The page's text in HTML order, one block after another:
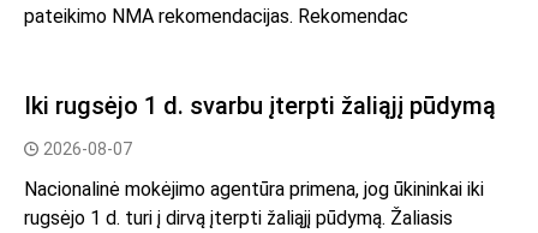
pateikimo NMA rekomendacijas. Rekomendac
Iki rugsėjo 1 d. svarbu įterpti žaliąjį pūdymą
2026-08-07
Nacionalinė mokėjimo agentūra primena, jog ūkininkai iki
rugsėjo 1 d. turi į dirvą įterpti žaliąjį pūdymą. Žaliasis